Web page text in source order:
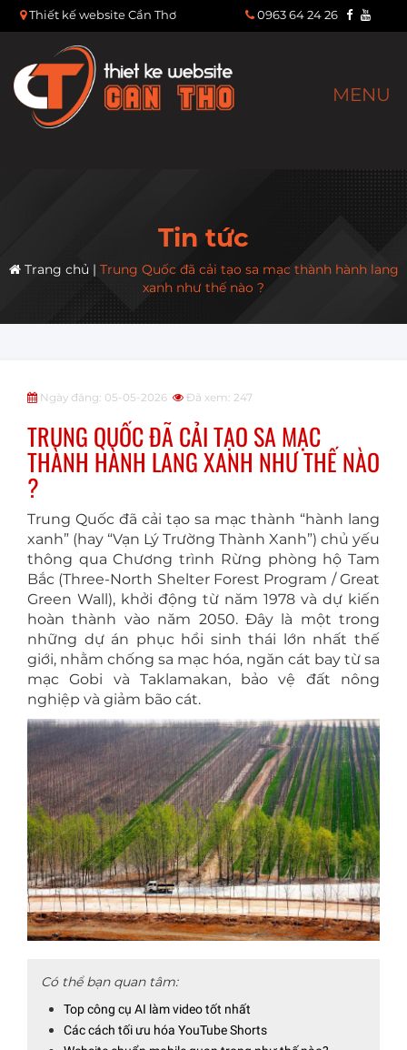
Thiết kế website Cần Thơ 0963 64 24 26
Tin tức
Trang chủ | Trung Quốc đã cải tạo sa mạc thành hành lang
xanh như thế nào ?
Ngày đăng: 05-05-2026 Đã xem: 247
TRUNG QUỐC ĐÃ CẢI TẠO SA MẠC
THÀNH HÀNH LANG XANH NHƯ THẾ NÀO
?
Trung Quốc đã cải tạo sa mạc thành “hành lang
xanh” (hay “Vạn Lý Trường Thành Xanh”) chủ yếu
thông qua Chương trình Rừng phòng hộ Tam
Bắc (Three-North Shelter Forest Program / Great
Green Wall), khởi động từ năm 1978 và dự kiến
hoàn thành vào năm 2050. Đây là một trong
những dự án phục hồi sinh thái lớn nhất thế
giới, nhằm chống sa mạc hóa, ngăn cát bay từ sa
mạc Gobi và Taklamakan, bảo vệ đất nông
nghiệp và giảm bão cát.
Có thể bạn quan tâm:
Top công cụ AI làm video tốt nhất
Các cách tối ưu hóa YouTube Shorts
MENU